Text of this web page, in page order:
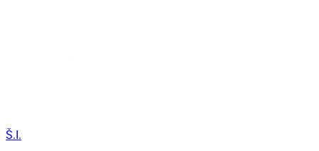
Š.I.